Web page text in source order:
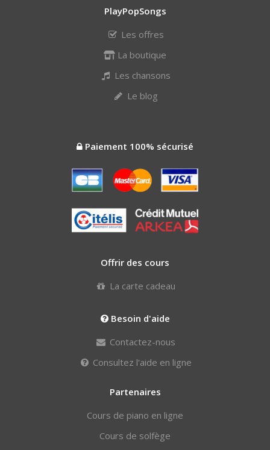
PlayPopSongs
Les offres
La boutique
Les chansons
Le blog
Paiement 100% sécurisé
Offrir des cours
La carte cadeau
Besoin d'aide
Contactez-nous
Consultez l'aide en ligne
Partenaires
Cours de piano en ligne
Cours de solfège